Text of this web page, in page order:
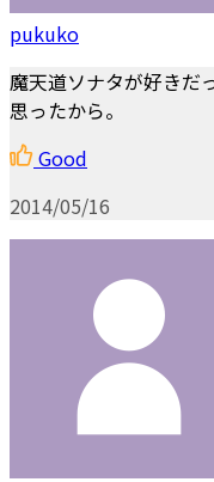
pukuko
魔天道ソナタが好きだ
思ったから。
Good
2014/05/16